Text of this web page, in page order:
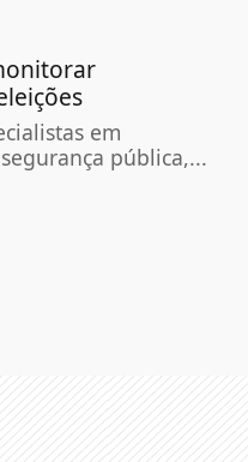
em
pública,...